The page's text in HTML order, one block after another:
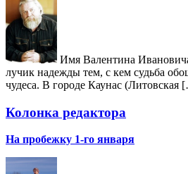
Имя Валентина
лучик надежды тем, с кем судьба
чудеса. В городе Каунас (Литовская
Колонка редактора
На пробежку 1-го января